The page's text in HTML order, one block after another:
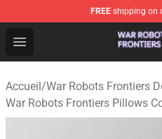
FREE shipping on
Open menu
War Robots Frontiers
Accueil/War Robots Frontiers
War Robots Frontiers Pillows